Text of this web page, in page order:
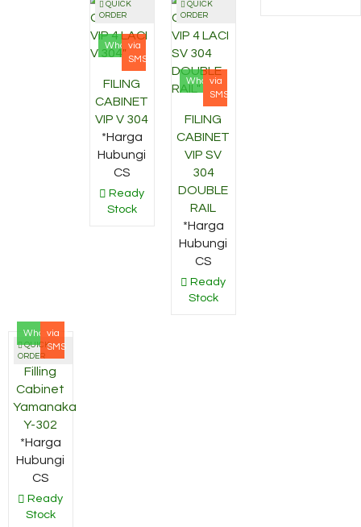
QUICK
ORDER
Whatsapp
via
SMS
FILING
CABINET
VIP V 304
*Harga
Hubungi
CS
Ready
Stock
QUICK
ORDER
Whatsapp
via
SMS
FILING
CABINET
VIP SV
304
DOUBLE
RAIL
*Harga
Hubungi
CS
Ready
Stock
QUICK
ORDER
Whatsapp
via
SMS
Filling
Cabinet
Yamanaka
Y-302
*Harga
Hubungi
CS
Ready
Stock